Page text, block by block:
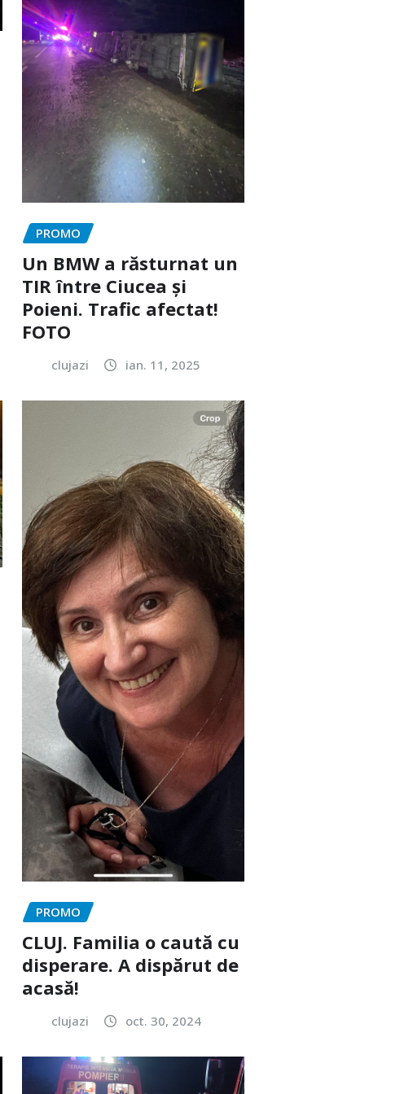
PROMO
Un BMW a răsturnat un
TIR între Ciucea și
Poieni. Trafic afectat!
FOTO
clujazi ian. 11, 2025
PROMO
CLUJ. Familia o caută cu
disperare. A dispărut de
acasă!
clujazi oct. 30, 2024